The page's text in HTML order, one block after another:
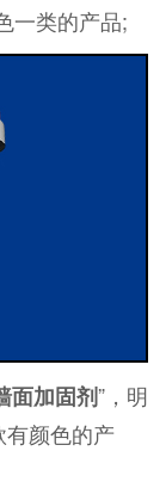
一类的产品;
面加固剂”，明
有颜色的产